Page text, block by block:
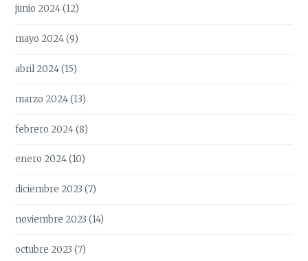
junio 2024(12)
mayo 2024(9)
abril 2024(15)
marzo 2024(13)
febrero 2024(8)
enero 2024(10)
diciembre 2023 (7)
noviembre 2023 (14)
octubre 2023 (7)